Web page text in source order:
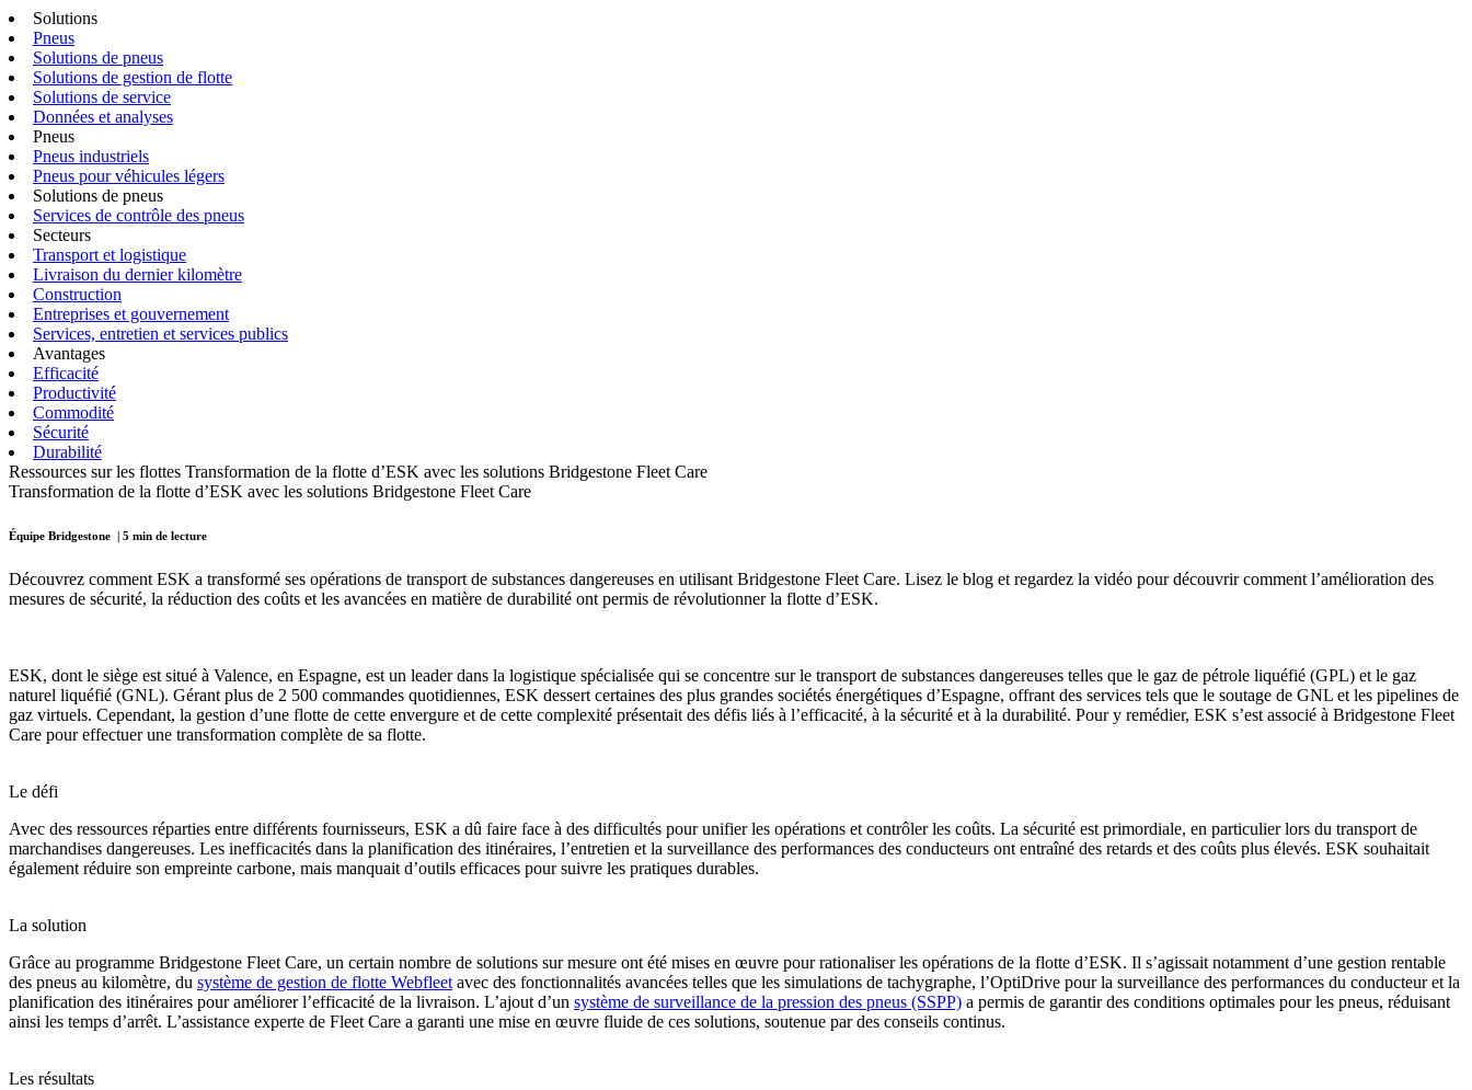
Solutions
Pneus
Solutions de pneus
Solutions de gestion de flotte
Solutions de service
Données et analyses
Pneus
Pneus industriels
Pneus pour véhicules légers
Solutions de pneus
Services de contrôle des pneus
Secteurs
Transport et logistique
Livraison du dernier kilomètre
Construction
Entreprises et gouvernement
Services, entretien et services publics
Avantages
Efficacité
Productivité
Commodité
Sécurité
Durabilité
Ressources sur les flottes Transformation de la flotte d’ESK avec les solutions Bridgestone Fleet Care
Transformation de la flotte d’ESK avec les solutions Bridgestone Fleet Care
Équipe Bridgestone | 5 min de lecture
Découvrez comment ESK a transformé ses opérations de transport de substances dangereuses en utilisant Bridgestone Fleet Care. Lisez le blog et regardez la vidéo pour découvrir comment l’amélioration des
mesures de sécurité, la réduction des coûts et les avancées en matière de durabilité ont permis de révolutionner la flotte d’ESK.
ESK, dont le siège est situé à Valence, en Espagne, est un leader dans la logistique spécialisée qui se concentre sur le transport de substances dangereuses telles que le gaz de pétrole liquéfié (GPL) et le gaz
naturel liquéfié (GNL). Gérant plus de 2 500 commandes quotidiennes, ESK dessert certaines des plus grandes sociétés énergétiques d’Espagne, offrant des services tels que le soutage de GNL et les pipelines de
gaz virtuels. Cependant, la gestion d’une flotte de cette envergure et de cette complexité présentait des défis liés à l’efficacité, à la sécurité et à la durabilité. Pour y remédier, ESK s’est associé à Bridgestone Fleet
Care pour effectuer une transformation complète de sa flotte.
Le défi
Avec des ressources réparties entre différents fournisseurs, ESK a dû faire face à des difficultés pour unifier les opérations et contrôler les coûts. La sécurité est primordiale, en particulier lors du transport de
marchandises dangereuses. Les inefficacités dans la planification des itinéraires, l’entretien et la surveillance des performances des conducteurs ont entraîné des retards et des coûts plus élevés. ESK souhaitait
également réduire son empreinte carbone, mais manquait d’outils efficaces pour suivre les pratiques durables.
La solution
Grâce au programme Bridgestone Fleet Care, un certain nombre de solutions sur mesure ont été mises en œuvre pour rationaliser les opérations de la flotte d’ESK. Il s’agissait notamment d’une gestion rentable
des pneus au kilomètre, du système de gestion de flotte Webfleet avec des fonctionnalités avancées telles que les simulations de tachygraphe, l’OptiDrive pour la surveillance des performances du conducteur et la
planification des itinéraires pour améliorer l’efficacité de la livraison. L’ajout d’un système de surveillance de la pression des pneus (SSPP) a permis de garantir des conditions optimales pour les pneus, réduisant
ainsi les temps d’arrêt. L’assistance experte de Fleet Care a garanti une mise en œuvre fluide de ces solutions, soutenue par des conseils continus.
Les résultats